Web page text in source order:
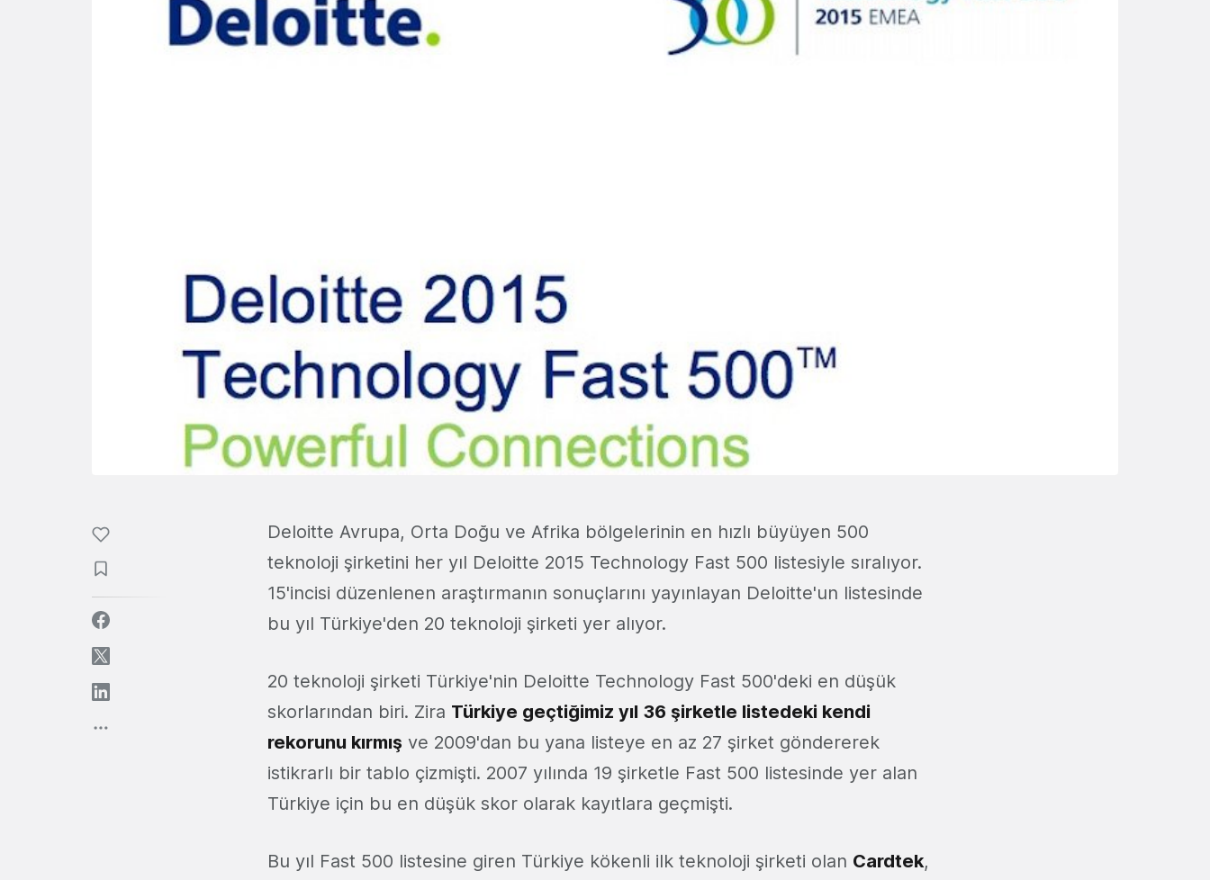
Deloitte Avrupa, Orta Doğu ve Afrika bölgelerinin en hızlı büyüyen 500
teknoloji şirketini her yıl Deloitte 2015 Technology Fast 500 listesiyle sıralıyor.
15'incisi düzenlenen araştırmanın sonuçlarını yayınlayan Deloitte'un listesinde
bu yıl Türkiye'den 20 teknoloji şirketi yer alıyor.
20 teknoloji şirketi Türkiye'nin Deloitte Technology Fast 500'deki en düşük
skorlarından biri. Zira Türkiye geçtiğimiz yıl 36 şirketle listedeki kendi
rekorunu kırmış ve 2009'dan bu yana listeye en az 27 şirket göndererek
istikrarlı bir tablo çizmişti. 2007 yılında 19 şirketle Fast 500 listesinde yer alan
Türkiye için bu en düşük skor olarak kayıtlara geçmişti.
Bu yıl Fast 500 listesine giren Türkiye kökenli ilk teknoloji şirketi olan Cardtek,